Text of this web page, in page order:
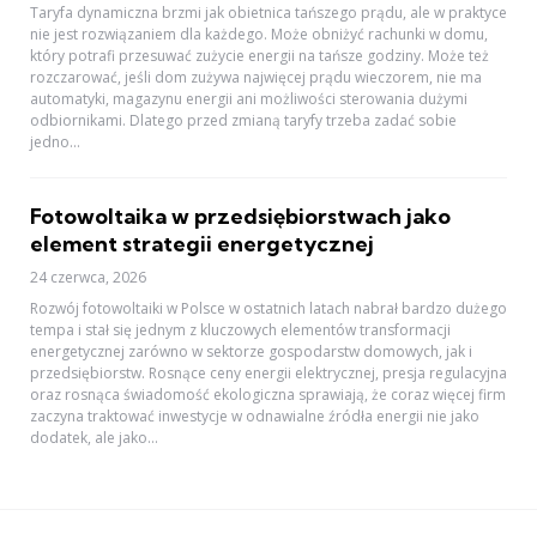
Taryfa dynamiczna brzmi jak obietnica tańszego prądu, ale w praktyce
nie jest rozwiązaniem dla każdego. Może obniżyć rachunki w domu,
który potrafi przesuwać zużycie energii na tańsze godziny. Może też
rozczarować, jeśli dom zużywa najwięcej prądu wieczorem, nie ma
automatyki, magazynu energii ani możliwości sterowania dużymi
odbiornikami. Dlatego przed zmianą taryfy trzeba zadać sobie
jedno...
Fotowoltaika w przedsiębiorstwach jako
element strategii energetycznej
24 czerwca, 2026
Rozwój fotowoltaiki w Polsce w ostatnich latach nabrał bardzo dużego
tempa i stał się jednym z kluczowych elementów transformacji
energetycznej zarówno w sektorze gospodarstw domowych, jak i
przedsiębiorstw. Rosnące ceny energii elektrycznej, presja regulacyjna
oraz rosnąca świadomość ekologiczna sprawiają, że coraz więcej firm
zaczyna traktować inwestycje w odnawialne źródła energii nie jako
dodatek, ale jako...